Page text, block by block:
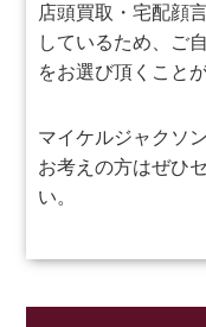
店頭買取・宅配顔
しているため、ご
をお選び頂くこと
マイケルジャクソ
お考えの方はぜひ
い。